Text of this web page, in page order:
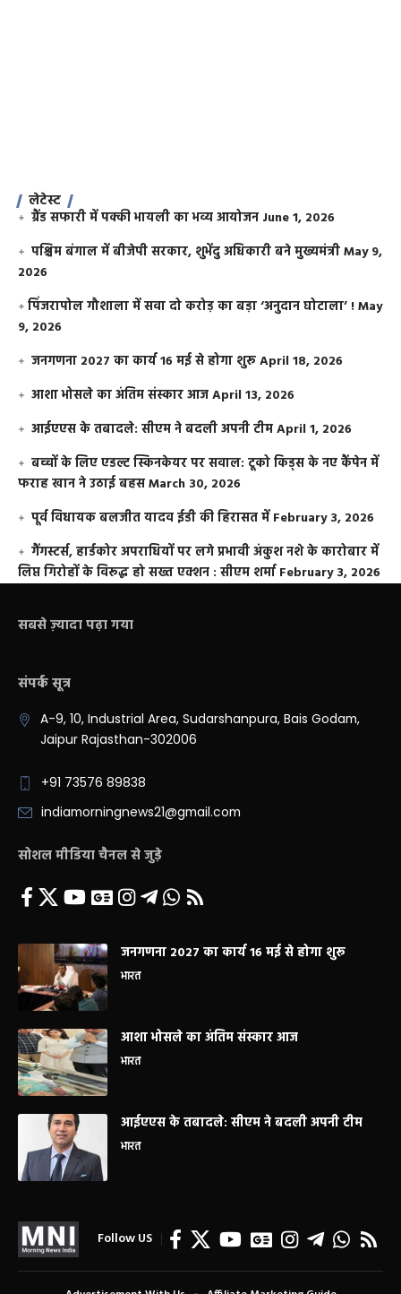
लेटेस्ट
ग्रैंड सफारी में पक्की भायली का भव्य आयोजन June 1, 2026
पश्चिम बंगाल में बीजेपी सरकार, शुभेंदु अधिकारी बने मुख्यमंत्रीMay 9,
2026
​पिंजरापोल गौशाला में सवा दो करोड़ का बड़ा ‘अनुदान घोटाला’ !May
9, 2026
जनगणना 2027 का कार्य 16 मई से होगा शुरूApril 18, 2026
आशा भोसले का अंतिम संस्कार आजApril 13, 2026
आईएएस के तबादले: सीएम ने बदली अपनी टीमApril 1, 2026
बच्चों के लिए एडल्ट स्किनकेयर पर सवाल: टूको किड्स के नए कैंपेन में
फराह खान ने उठाई बहसMarch 30, 2026
पूर्व विधायक बलजीत यादव ईडी की हिरासत में February 3, 2026
गैंगस्टर्स, हार्डकोर अपराधियों पर लगे प्रभावी अंकुश नशे के कारोबार में
लिप्त गिरोहों के विरूद्ध हो सख्त एक्शन : सीएम शर्मा February 3, 2026
सबसे ज़्यादा पढ़ा गया
संपर्क सूत्र
A-9, 10, Industrial Area, Sudarshanpura, Bais Godam,
Jaipur Rajasthan-302006
+91 73576 89838
indiamorningnews21@gmail.com
सोशल मीडिया चैनल से जुड़े
जनगणना 2027 का कार्य 16 मई से होगा शुरू
भारत
आशा भोसले का अंतिम संस्कार आज
भारत
आईएएस के तबादले: सीएम ने बदली अपनी टीम
भारत
Follow US